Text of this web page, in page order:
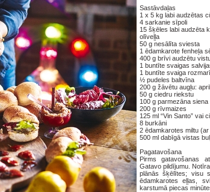
Sastāvdaļas
1 x 5 kg labi audzētas
4 sarkanie sīpoli
15 šķēles labi audzēta
olīveļļa
50 g nesālīta sviesta
1 ēdamkarote fenheļa
400 g brīvi audzētu
1 buntīte svaigas
1 buntīte svaiga
½ pudeles baltvīna
200 g žāvētu augļu:
50 g ciedru riekstu
100 g parmezāna siena
200 g rīvmaizes
125 ml “Vin Santo” vai
8 burkāni
2 ēdamkarotes miltu
500 ml dabīgā vistas
Pagatavošana
Pirms gatavošanas
Gatavo pildījumu.
plānās šķēlītes; visu
ēdamkarotes eļļas,
karstumā piecas